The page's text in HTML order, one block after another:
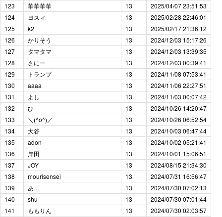
123
華華華華 13
2025/04/07 23:51:53
124
ヨスィ 13
2025/02/28 22:46:01
125
k2 13
2025/02/17 21:36:12
126
かりそう 13
2024/12/03 15:17:26
127
タマタマ 13
2024/12/03 13:39:35
128
さにー 13
2024/12/03 00:39:41
129
トランプ 13
2024/11/08 07:53:41
130
aaaa 13
2024/11/06 22:27:51
131
よし 13
2024/11/03 00:07:42
132
ひ 13
2024/10/26 14:20:47
133
＼(^o^)／ 13
2024/10/26 06:52:54
134
大谷 13
2024/10/03 06:47:44
135
adon 13
2024/10/02 05:21:41
136
岸田 13
2024/10/01 15:06:51
137
JOY 13
2024/08/15 21:34:30
138
mourisensei 13
2024/07/31 16:56:47
139
あ… 13
2024/07/30 07:02:13
140
shu 13
2024/07/30 07:01:44
141
ももりん 13
2024/07/30 02:03:57